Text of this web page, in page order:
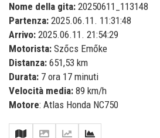
Nome della gita: 20250611_113148
Partenza: 2025.06.11. 11:31:48
Arrivo: 2025.06.11. 21:54:29
Motorista: Szőcs Emőke
Distanza: 651,53 km
Durata: 7 ora 17 minuti
Velocità media: 89 km/h
Motore: Atlas Honda NC750